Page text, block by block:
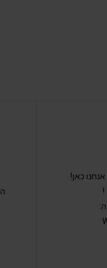
כאן!
!